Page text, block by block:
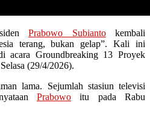
Prabowo Subiantokembali
terang, bukan gelap”. Kali ini
acara Groundbreaking 13 Proyek
(29/4/2026).
lama. Sejumlah stasiun televisi
Prabowo itu pada Rabu